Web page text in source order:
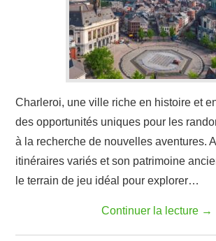
Charleroi, une ville riche en histoire et
des opportunités uniques pour les
à la recherche de nouvelles aventures.
itinéraires variés et son patrimoine
le terrain de jeu idéal pour explorer…
Continuer la lecture →